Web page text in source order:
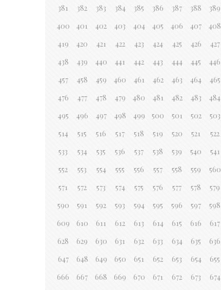
381
382 383 384 385 386 387 388 389
400
401 402 403 404 405 406 407 408
419
420 421 422 423 424 425 426 427
438
439 440 441 442 443 444 445 446
457
458 459 460 461 462 463 464 465
476
477 478 479 480 481 482 483 484
495
496 497 498 499 500 501 502 503
514
515 516 517 518 519 520 521 522
533
534 535 536 537 538 539 540 541
552
553 554 555 556 557 558 559 560
571
572 573 574 575 576 577 578 579
590
591 592 593 594 595 596 597 598
609
610 611 612 613 614 615 616 617
628
629 630 631 632 633 634 635 636
647
648 649 650 651 652 653 654 655
666
667 668 669 670 671 672 673 674